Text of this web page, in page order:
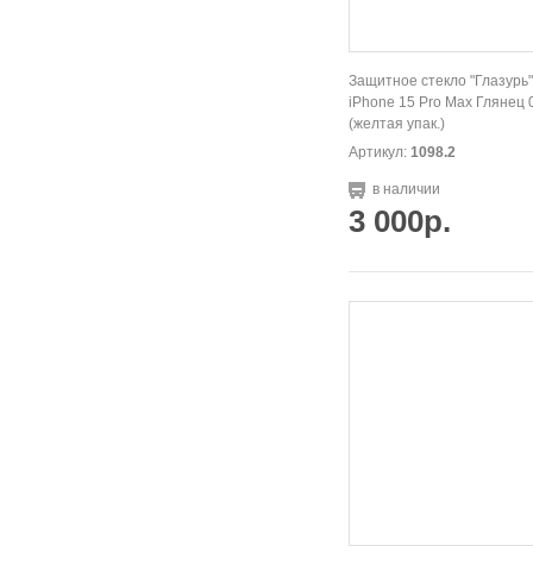
Защитное стекло
iPhone 15 Pro Max Глянец
(желтая упак.)
Артикул: 1098.2
в наличии
3 000р.